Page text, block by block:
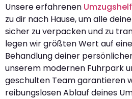
Unsere erfahrenen
zu dir nach Hause, um alle
sicher zu verpacken und zu
legen wir größten Wert auf
Behandlung deiner
unserem modernen Fuhrpark
geschulten Team garantieren
reibungslosen Ablauf deines